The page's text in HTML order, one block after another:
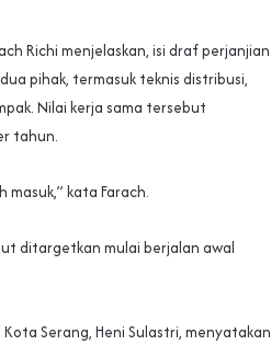
Richi menjelaskan, isi draf perjanjian
pihak, termasuk teknis distribusi,
Nilai kerja sama tersebut
tahun.
kata Farach.
ditargetkan mulai berjalan awal
Serang, Heni Sulastri, menyatakan